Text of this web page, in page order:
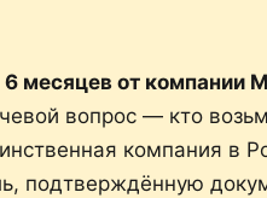
месяцев от компании
вопрос — кто
компания в
подтверждённую